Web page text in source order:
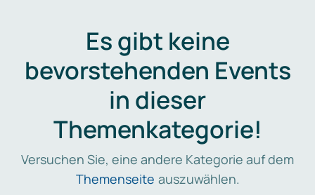
Es gibt keine
bevorstehenden Events
in dieser
Themenkategorie!
Versuchen Sie, eine andere Kategorie auf dem
Themenseite auszuwählen.